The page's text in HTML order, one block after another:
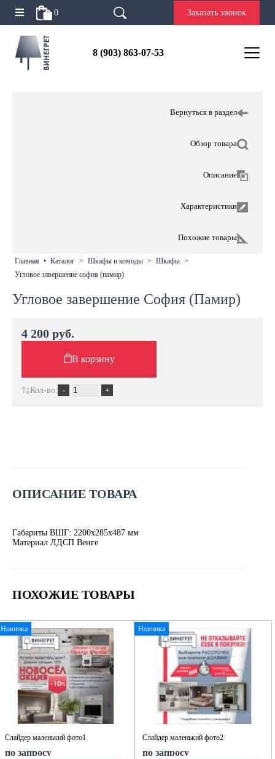
0 Заказать звонок
8 (903) 863-07-53
Вернуться в раздел
Обзор товара
Описание
Характеристики
Похожие товары
главная • каталог > шкафы и комоды > шкафы >
угловое завершение софия (памир)
Угловое завершение София (Памир)
ОПИСАНИЕ ТОВАРА
Габариты ВШГ: 2200х285х487 мм
Материал ЛДСП Венге
ПОХОЖИЕ ТОВАРЫ
Новинка
Слайдер маленький фото1
по запросу
Новинка
Слайдер маленький фото2
по запросу
4 200 руб.
В корзину
Кол-во: